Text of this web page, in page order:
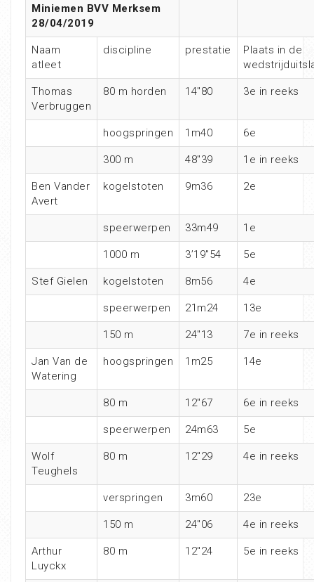
Miniemen BVV Merksem
28/04/2019
Naam
atleet
discipline prestatie
Plaats in de
Thomas
Verbruggen
80 m horden 14″80 3e in reeks
hoogspringen 1m40 6e
300 m 48″39 1e in reeks
Ben Vander
Avert
kogelstoten 9m36 2e
speerwerpen 33m49 1e
1000 m 3’19″54 5e
Stef Gielen kogelstoten 8m56 4e
speerwerpen 21m24 13e
150 m 24″13 7e in reeks
Jan Van de
Watering
hoogspringen 1m25 14e
80 m 12″67 6e in reeks
speerwerpen 24m63 5e
Wolf
Teughels
80 m 12″29 4e in reeks
verspringen 3m60 23e
150 m 24″06 4e in reeks
Arthur
Luyckx
80 m 12″24 5e in reeks